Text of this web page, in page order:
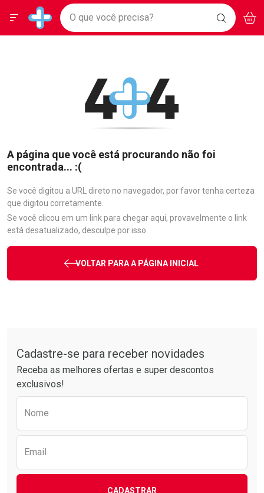
Drogarias Pacheco
Baixe nosso APP e aproveite Ofertas Exclusivas!
BAIXE
O APP
Ir direto para a home
pela página
Ir direto para o conteúdo
Ir direto para a busca
Ir direto para a notificações
Ir direto para o carrinho
Faça a sua busca
O que você precisa? BUSCAR
Menu
A página que você está procurando não foi
encontrada... :(
Se você digitou a URL direto no navegador, por favor tenha certeza
que digitou corretamente.
Se você clicou em um link para chegar aqui, provavelmente o link
está desatualizado, desculpe por isso.
VOLTAR PARA A PÁGINA INICIAL
Cadastre-se para receber novidades
Receba as melhores ofertas e super descontos
exclusivos!
Nome
Email
CADASTRAR